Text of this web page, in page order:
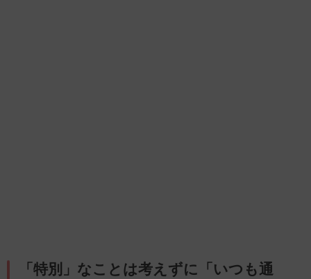
「特別」なことは考えずに「いつも通